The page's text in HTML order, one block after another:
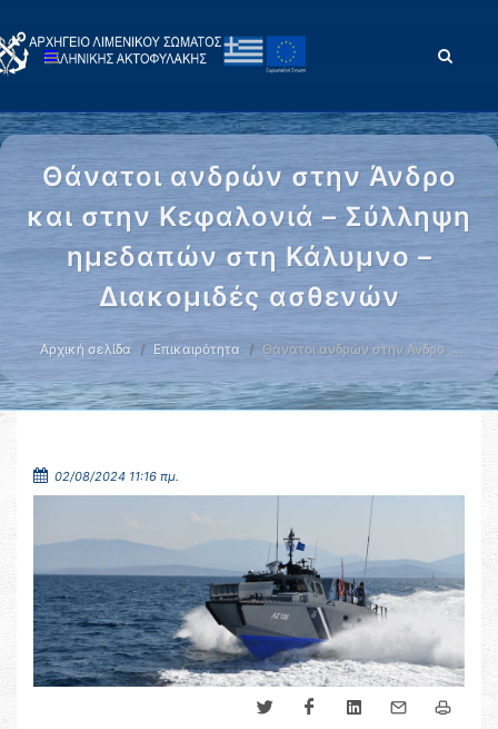
Θάνατοι ανδρών στην Άνδρο
και στην Κεφαλονιά – Σύλληψη
ημεδαπών στη Κάλυμνο –
Διακομιδές ασθενών
Αρχική σελίδα Επικαιρότητα Θάνατοι ανδρών στην Άνδρο …
02/08/2024 11:16 πμ.